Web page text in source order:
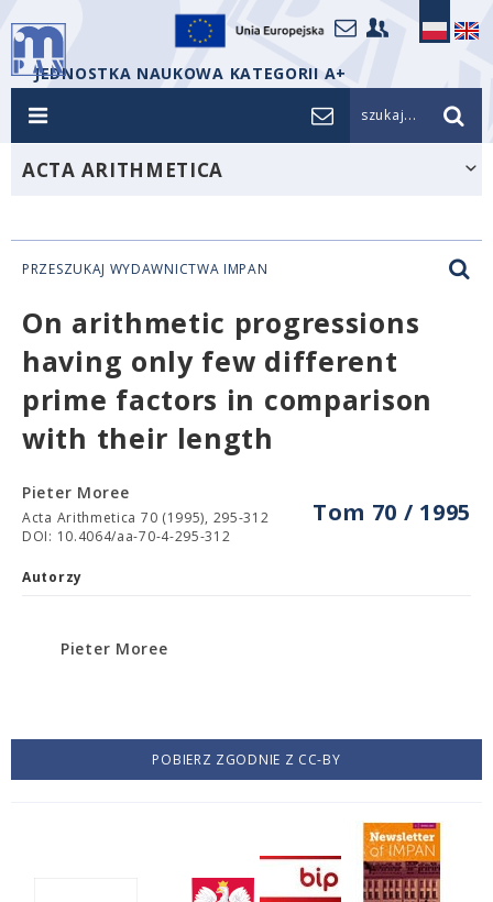
JEDNOSTKA NAUKOWA KATEGORII A+
szukaj...
ACTA ARITHMETICA
PRZESZUKAJ WYDAWNICTWA IMPAN
On arithmetic progressions
having only few different
prime factors in comparison
with their length
Tom 70 / 1995
Pieter Moree
Acta Arithmetica 70 (1995), 295-312
DOI: 10.4064/aa-70-4-295-312
Autorzy
Pieter Moree
POBIERZ ZGODNIE Z CC-BY